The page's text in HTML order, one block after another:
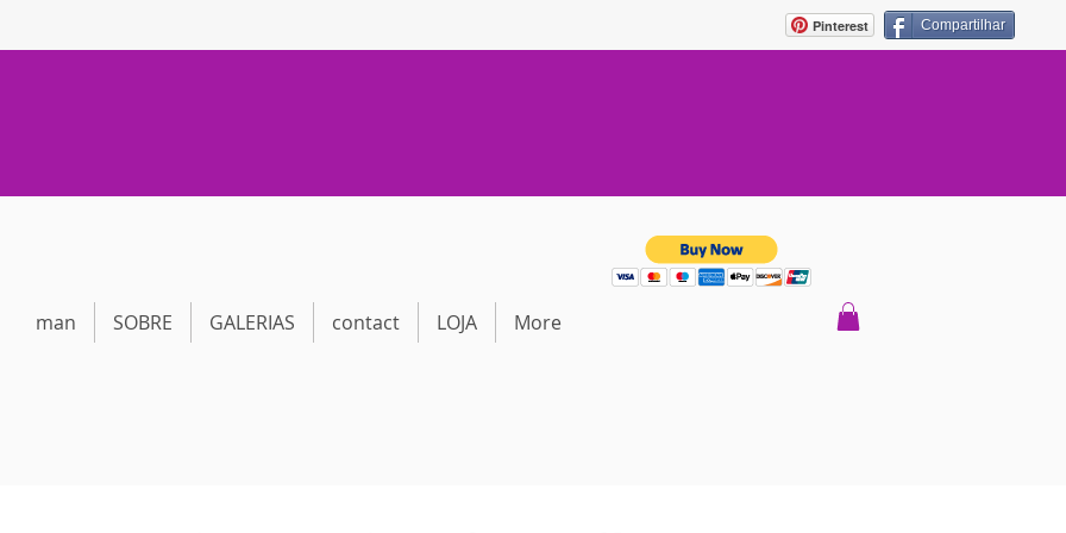
Pinterest Compartilhar
man SOBRE GALERIAS contact LOJA More